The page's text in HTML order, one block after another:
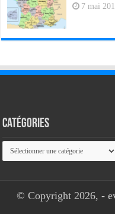
7 mai
Catégories
Catégories
© Copyright 2026, -